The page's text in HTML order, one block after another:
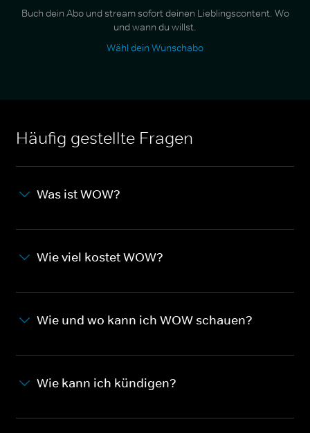
Buch dein Abo und stream sofort deinen Lieblingscontent. Wo
und wann du willst.
Wähl dein Wunschabo
Häufig gestellte Fragen
Was ist WOW?
Wie viel kostet WOW?
Wie und wo kann ich WOW schauen?
Wie kann ich kündigen?